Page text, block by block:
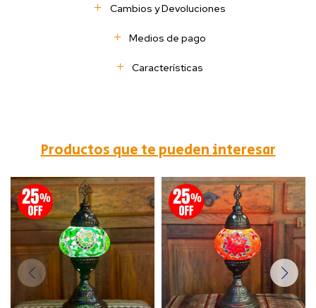
Cambios y Devoluciones
Medios de pago
Características
Productos que te pueden interesar